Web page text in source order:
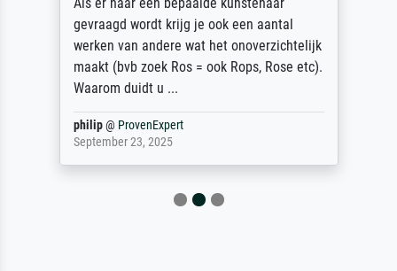
gevraagd wordt krijg je ook een aantal
werken van andere wat het onoverzichtelijk
maakt (bvb zoek Ros = ook Rops, Rose etc).
Waarom duidt u ...
philip@ ProvenExpert
September 23, 2025